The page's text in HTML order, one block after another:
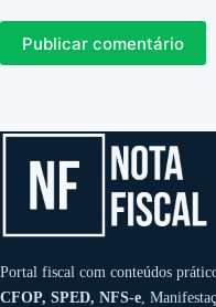
Publicar comentário
Portal fiscal com conteúdos
CFOP, SPED, NFS-e ,